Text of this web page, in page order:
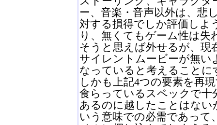
ー、音楽・音声以外は、悲
対する損得でしか評価しよ
り、無くてもゲーム性は失
そうと思えば外せるが、
サイレントムービーが無
なっていると考えることに
しかも上記4つの要素を再
食らっているスペックで十
あるのに越したことはな
いう意味での必需であって